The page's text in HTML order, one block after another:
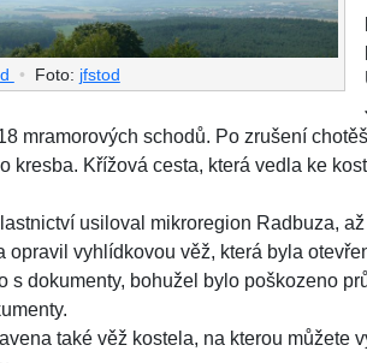
• Foto: jfstod
mramorových schodů. Po zrušení
kresba. Křížová cesta, která vedla ke
usiloval mikroregion Radbuza,
opravil vyhlídkovou věž, která byla
s dokumenty, bohužel bylo poškozeno
také věž kostela, na kterou můžete